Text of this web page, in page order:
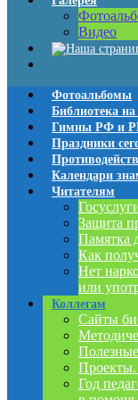
Видео
Фотоальбомы
Библиотека на
Гимны РФ и
Праздники
Календари
Читателям
Защита
Памятка
Как
Нет
или
Коллегам
Сайты
Проекты.
Год